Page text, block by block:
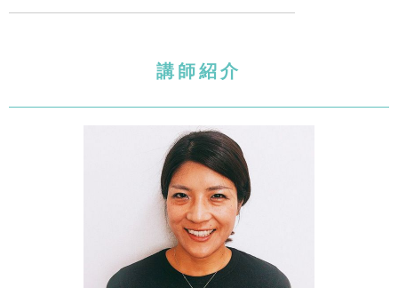
講師紹介